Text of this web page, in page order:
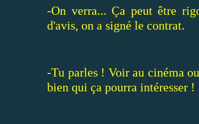
-On verra... Ça peut être
d'avis, on a signé le contrat.
-Tu parles ! Voir au cinéma
bien qui ça pourra intéresser !